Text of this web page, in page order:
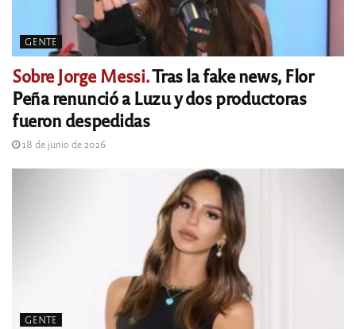
GENTE
Sobre Jorge Messi.Tras la fake news, Flor
Peña renunció a Luzu y dos productoras
fueron despedidas
18 de junio de 2026
GENTE